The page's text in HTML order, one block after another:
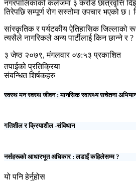
नगरपालिकाको कलेजमा ३ करोड छात्रवृत्ति
तिरेपछि सम्पूर्ण रोग सस्तोमा उपचार भएको छ।
सांस्कृतिक र पर्यटकीय ऐतिहासिक जिल्लाको
त्यसैले नागरिकले अन्य पार्टीलाई किन छान्ने र ?
३ जेष्ठ २०७९, मंगलवार ०७:५३ प्रकाशित
तपाईको प्रतिक्रिया
संबन्धित शिर्षकहरु
स्वस्थ मन स्वस्थ जीवन : मानसिक स्वास्थ्य सचेतना
गतिशील र क्रियाशील -संविधान
नर्सहरूको आधारभूत अधिकार : लडाइँ कहिलेसम्म ?
यो पनि हेर्नुहोस